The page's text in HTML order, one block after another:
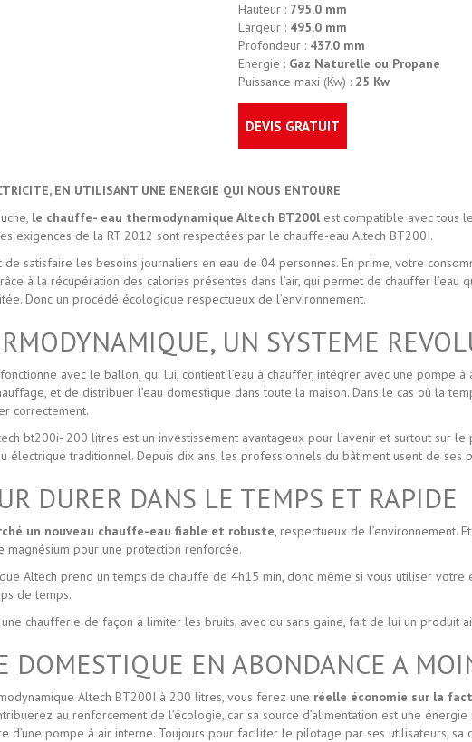
Hauteur : 795.0 mm
Largeur : 495.0 mm
Profondeur : 437.0 mm
Energie : Gaz Naturelle ou Propane
Puissance maxi (Kw) : 25 Kw
DEVIS GRATUIT
EN UTILISANT UNE ENERGIE QUI NOUS ENTOURE
le chauffe- eau thermodynamique Altech BT200lest compatible avec tous
exigences de la RT 2012 sont respectées par le chauffe-eau Altech BT200I.
satisfaire les besoins journaliers en eau de 04 personnes. En prime, votre
à la récupération des calories présentes dans l’air, qui permet de chauffer l’eau
Donc un procédé écologique respectueux de l’environnement.
UN SYSTEME
avec le ballon, qui lui, contient l’eau à chauffer, intégrer avec une pompe
et de distribuer l’eau domestique dans toute la maison. Dans le cas où la
correctement.
bt200i- 200 litres est un investissement avantageux pour l’avenir et surtout sur
électrique traditionnel. Depuis dix ans, les professionnels du bâtiment usent de ses
DURER DANS LE TEMPS ET RAPIDE
un nouveau chauffe-eau fiable et robuste, respectueux de l’environnement.
magnésium pour une protection renforcée.
Altech prend un temps de chauffe de 4h15 min, donc même si vous utiliser
de temps.
chaufferie de façon à limiter les bruits, avec ou sans gaine, fait de lui un produit
DOMESTIQUE EN ABONDANCE A
Altech BT200I à 200 litres, vous ferez une réelle économie sur la
au renforcement de l’écologie, car sa source d’alimentation est une
d’une pompe à air interne. Toujours pour faciliter le pilotage par ses utilisateurs,